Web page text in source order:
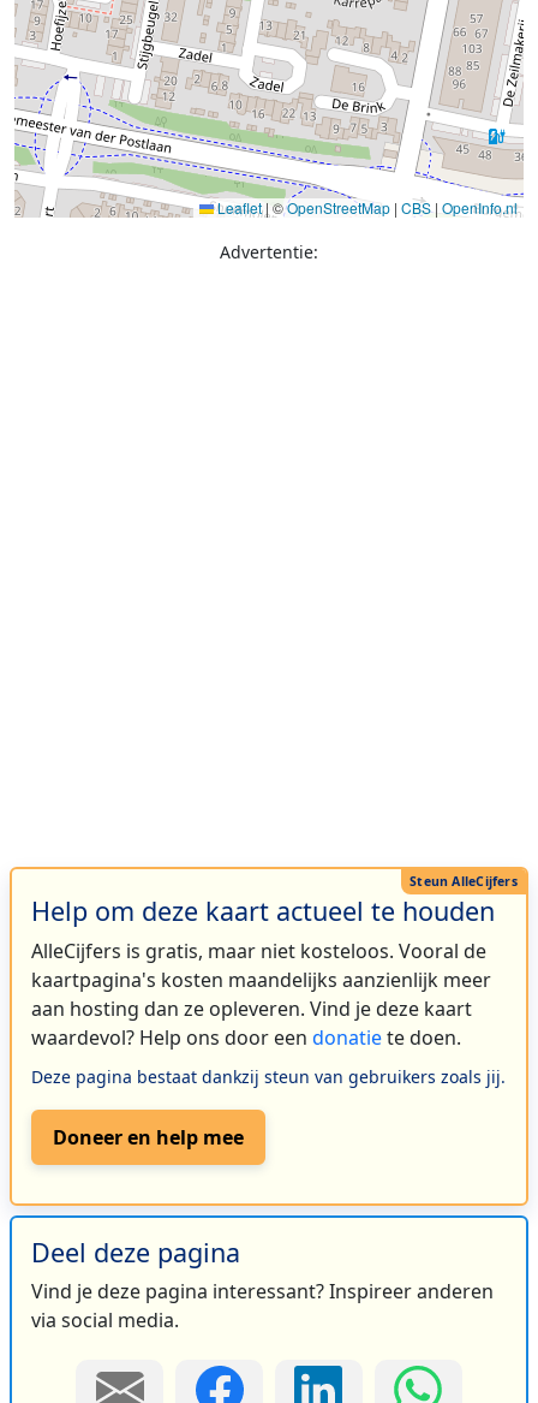
Leaflet | ©OpenStreetMap | CBS| OpenInfo.nl
Advertentie:
Help om deze kaart actueel te houden
AlleCijfers is gratis, maar niet kosteloos. Vooral de
kaartpagina's kosten maandelijks aanzienlijk meer
aan hosting dan ze opleveren. Vind je deze kaart
waardevol? Help ons door een donatiete doen.
Deze pagina bestaat dankzij steun van gebruikers zoals jij.
Doneer en help mee
Deel deze pagina
Vind je deze pagina interessant? Inspireer anderen
via social media.